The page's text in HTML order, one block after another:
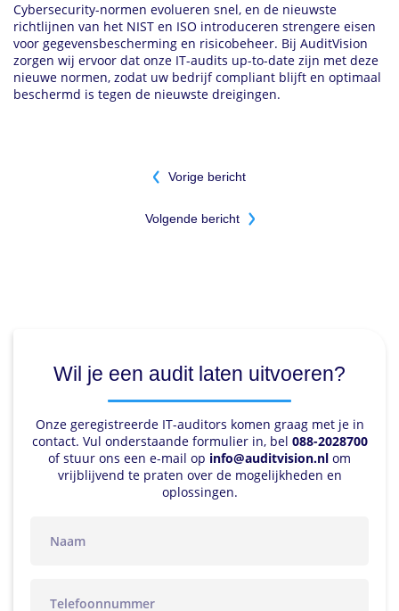
Cybersecurity-normen evolueren snel, en de nieuwste
richtlijnen van het NIST en ISO introduceren strengere eisen
voor gegevensbescherming en risicobeheer. Bij AuditVision
zorgen wij ervoor dat onze IT-audits up-to-date zijn met deze
nieuwe normen, zodat uw bedrijf compliant blijft en optimaal
beschermd is tegen de nieuwste dreigingen.
Vorige bericht
Volgende bericht
Wil je een audit laten uitvoeren?
Onze geregistreerde IT-auditors komen graag met je in
contact. Vul onderstaande formulier in, bel 088-2028700
of stuur ons een e-mail op info@auditvision.nl om
vrijblijvend te praten over de mogelijkheden en
oplossingen.